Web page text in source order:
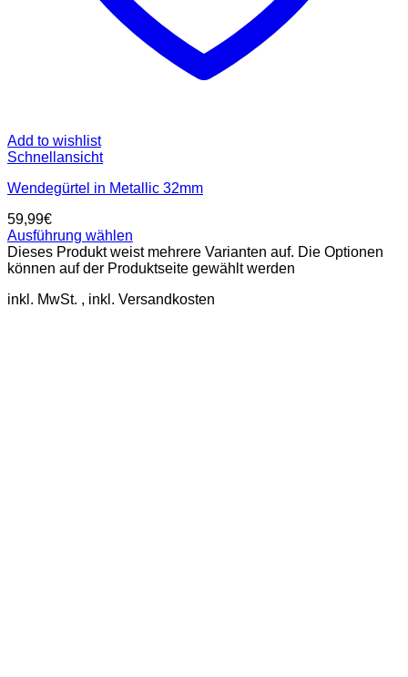
Add to wishlist
Schnellansicht
Wendegürtel in Metallic 32mm
59,99€
Ausführung wählen
Dieses Produkt weist mehrere Varianten auf. Die Optionen
können auf der Produktseite gewählt werden
inkl. MwSt.